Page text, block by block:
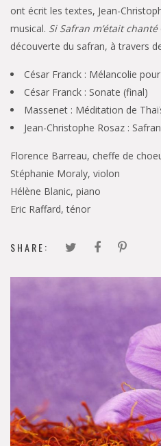
ont écrit les textes, Jean-
musical. Si Safran m’était chanté
découverte du safran, à travers
César Franck : Mélancolie
César Franck : Sonate (final)
Massenet : Méditation de
Jean-Christophe Rosaz :
Florence Barreau, cheffe de
Stéphanie Moraly, violon
Hélène Blanic, piano
Eric Raffard, ténor
SHARE: